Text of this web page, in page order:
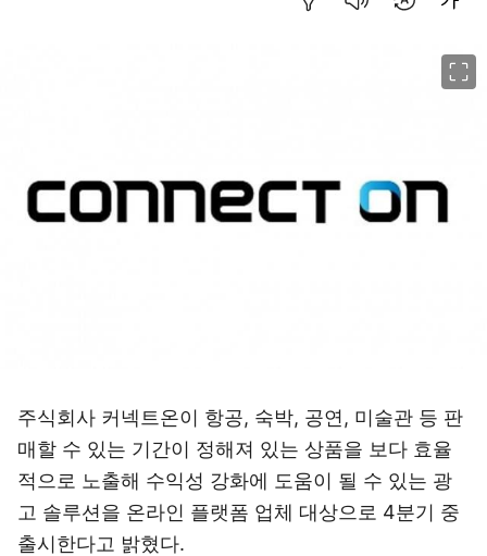
주식회사 커넥트온이 항공, 숙박, 공연, 미술관 등 판
매할 수 있는 기간이 정해져 있는 상품을 보다 효율
적으로 노출해 수익성 강화에 도움이 될 수 있는 광
고 솔루션을 온라인 플랫폼 업체 대상으로 4분기 중
출시한다고 밝혔다.